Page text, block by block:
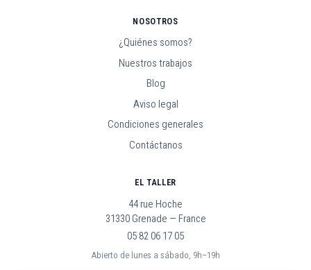
NOSOTROS
¿Quiénes somos?
Nuestros trabajos
Blog
Aviso legal
Condiciones generales
Contáctanos
EL TALLER
44 rue Hoche
31330 Grenade — France
05 82 06 17 05
Abierto de lunes a sábado, 9h–19h